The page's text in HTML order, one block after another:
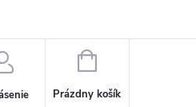
NÁKUPNÝ
Prázdny košík